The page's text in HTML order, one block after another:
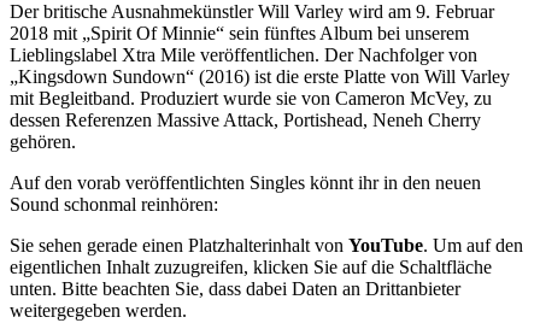
Der britische Ausnahmekünstler Will Varley wird am 9. Februar
2018 mit „Spirit Of Minnie“ sein fünftes Album bei unserem
Lieblingslabel Xtra Mile veröffentlichen. Der Nachfolger von
„Kingsdown Sundown“ (2016) ist die erste Platte von Will Varley
mit Begleitband. Produziert wurde sie von Cameron McVey, zu
dessen Referenzen Massive Attack, Portishead, Neneh Cherry
gehören.
Auf den vorab veröffentlichten Singles könnt ihr in den neuen
Sound schonmal reinhören:
Sie sehen gerade einen Platzhalterinhalt von YouTube. Um auf den
eigentlichen Inhalt zuzugreifen, klicken Sie auf die Schaltfläche
unten. Bitte beachten Sie, dass dabei Daten an Drittanbieter
weitergegeben werden.